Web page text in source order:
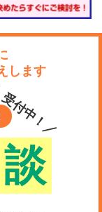
します
談
中！／